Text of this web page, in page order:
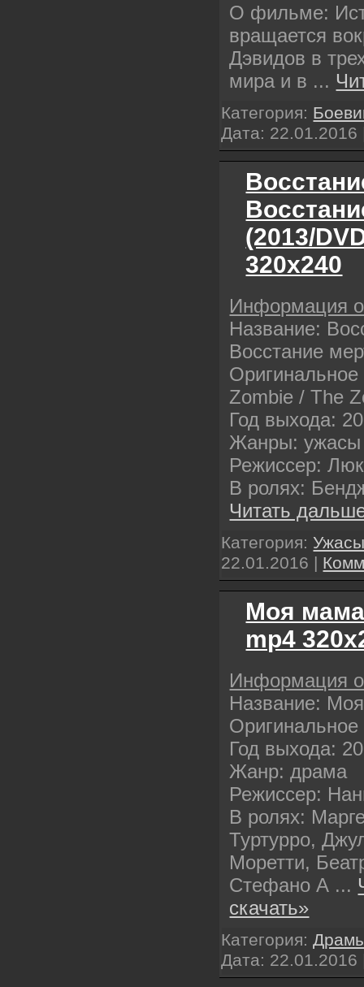
О фильме:
вращается
Дэвидов в
мира и в ...
Категория:
Дата: 22.01.2016
(2013/
320х240
Информация
Название:
Восстание
Zombie / The
Год выхода:
Жанры: ужасы
Режиссер:
В ролях:
Читать
Категория:
22.01.2016 |
Моя
mp4
Информация
Название:
Год выхода:
Жанр: драма
Режиссер:
В ролях:
Туртурро,
Моретти,
Стефано А ...
скачать»
Категория:
Дата: 22.01.2016